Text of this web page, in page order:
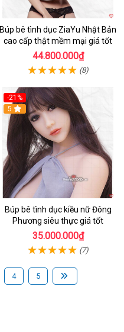
Búp bê tình dục ZiaYu Nhật Bản
cao cấp thật mềm mại giá tốt
44.800.000₫
(8)
-21%
Hot
5
Búp bê tình dục kiều nữ Đông
Phương siêu thực giá tốt
35.000.000₫
(7)
4 5